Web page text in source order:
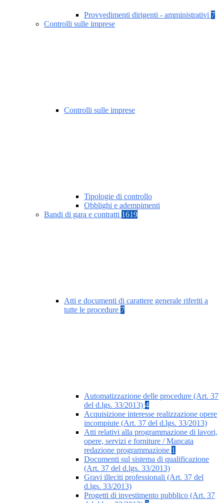
Provvedimenti dirigenti - amministrativi 7
Controlli sulle imprese
Controlli sulle imprese
Tipologie di controllo
Obblighi e adempimenti
Bandi di gara e contratti 1619
Atti e documenti di carattere generale riferiti a
tutte le procedure 7
Automatizzazione delle procedure (Art. 37
del d.lgs. 33/2013) 4
Acquisizione interesse realizzazione opere
incompiute (Art. 37 del d.lgs. 33/2013)
Atti relativi alla programmazione di lavori,
opere, servizi e forniture / Mancata
redazione programmazione 1
Documenti sul sistema di qualificazione
(Art. 37 del d.lgs. 33/2013)
Gravi illeciti professionali (Art. 37 del
d.lgs. 33/2013)
Progetti di investimento pubblico (Art. 37